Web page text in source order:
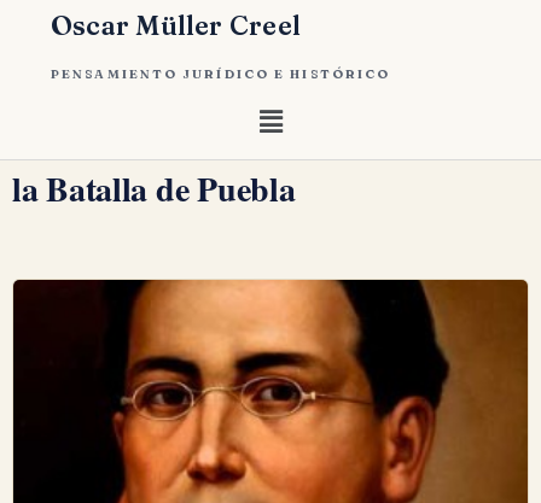
Oscar Müller Creel
PENSAMIENTO JURÍDICO E HISTÓRICO
la Batalla de Puebla